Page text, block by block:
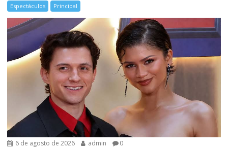
Espectáculos Principal
6 de agosto de 2026 admin 0